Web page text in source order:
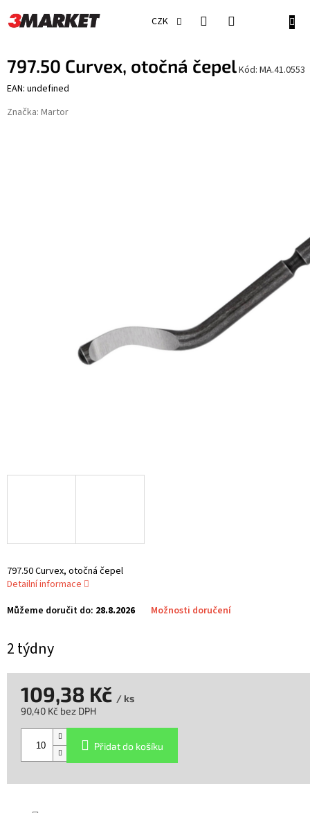
na
obsah
CZK
797.50 Curvex, otočná čepelKód: MA.41.0553
EAN: undefined
Značka: Martor
2 týdny
Můžeme doručit do: 28.8.2026 Možnosti doručení
797.50 Curvex, otočná čepel
Detailní informace
109,38 Kč / ks
90,40 Kč bez DPH
Přidat do košíku